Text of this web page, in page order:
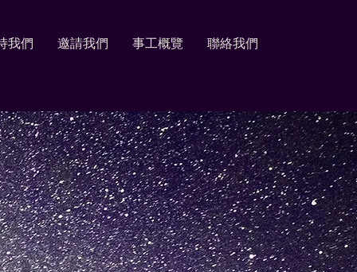
我們 邀請我們 事工概覽 聯絡我們